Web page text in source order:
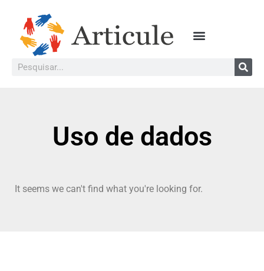
Uso de dados
It seems we can't find what you're looking for.